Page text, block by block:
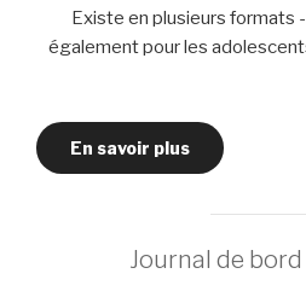
Existe en plusieurs formats
également pour les
En savoir plus
Journal de